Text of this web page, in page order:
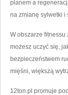
planem a
na zmianę sylwetki i
W obszarze
możesz uczyć się,
bezpieczeństwem
mięśni, większą
12ton.pl promuje